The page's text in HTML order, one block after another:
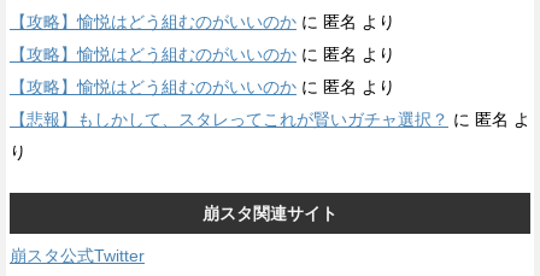
【攻略】愉悦はどう組むのがいいのか に 匿名 より
【攻略】愉悦はどう組むのがいいのか に 匿名 より
【攻略】愉悦はどう組むのがいいのか に 匿名 より
【悲報】もしかして、スタレってこれが賢いガチャ選択？ に 匿名 よ
り
崩スタ関連サイト
崩スタ公式Twitter